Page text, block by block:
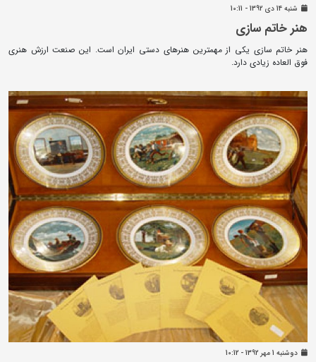
شنبه 14 دی 1392 - 10:11
هنر خاتم سازی
هنر خاتم سازی یکی از مهمترین هنرهای دستی ایران است. این صنعت ارزش هنری
فوق العاده زیادی دارد.
دوشنبه 1 مهر 1392 - 10:12